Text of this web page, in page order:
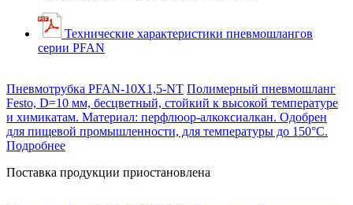
Технические характеристики пневмошлангов
серии PFAN
Пневмотрубка PFAN-10X1,5-NT Полимерный пневмошланг
Festo, D=10 мм, бесцветный, стойкий к высокой температуре
и химикатам. Материал: перфлюор-алкоксиалкан. Одобрен
для пищевой промышленности, для температуры до 150°C.
Подробнее
Поставка продукции приостановлена